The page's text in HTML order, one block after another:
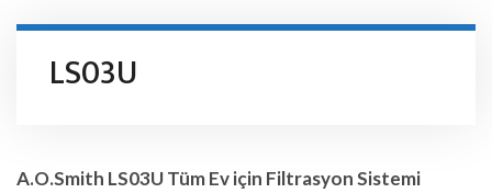
LS03U
A.O.Smith LS03U Tüm Ev için Filtrasyon Sistemi